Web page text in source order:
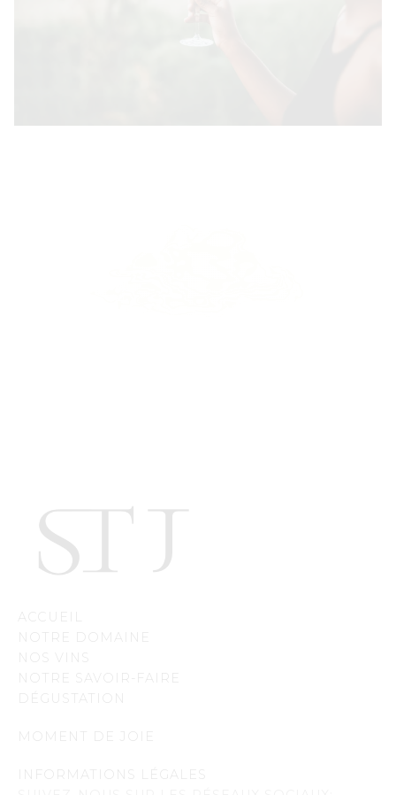
ACCUEIL
NOTRE DOMAINE
NOTRE SAVOIR-FAIRE
DÉGUSTATION
MOMENT DE JOIE
INFORMATIONS LÉGALES